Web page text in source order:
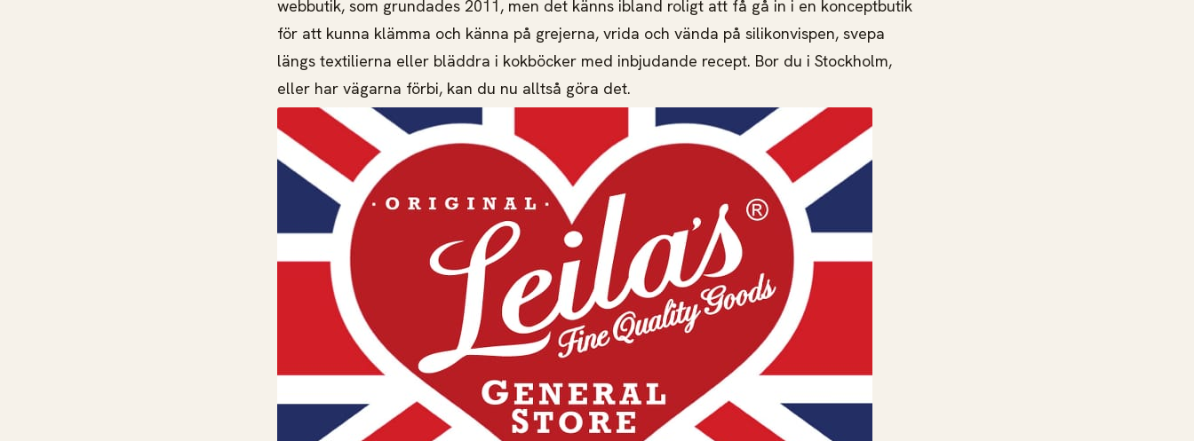
webbutik, som grundades 2011, men det känns ibland roligt att få gå in i en konceptbutik
för att kunna klämma och känna på grejerna, vrida och vända på silikonvispen, svepa
längs textilierna eller bläddra i kokböcker med inbjudande recept. Bor du i Stockholm,
eller har vägarna förbi, kan du nu alltså göra det.